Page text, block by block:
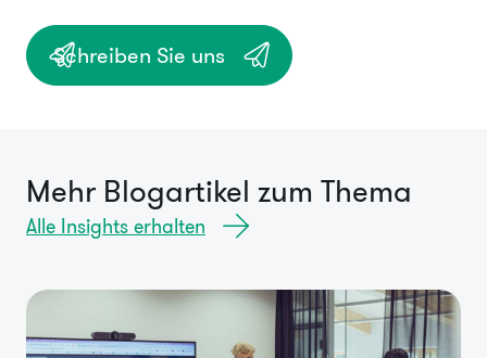
Schreiben Sie uns
Mehr Blogartikel zum Thema
Alle Insights erhalten